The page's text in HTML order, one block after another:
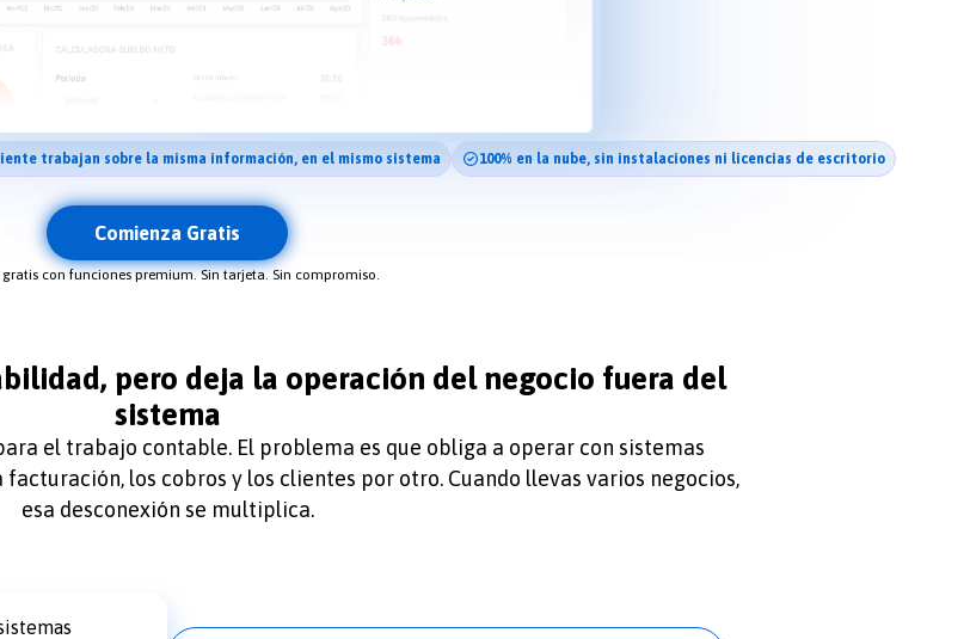
trabajan sobre la misma información, en el mismo sistema 100% en la nube, sin instalaciones ni licencias de escritorio
Comienza Gratis
gratis con funciones premium. Sin tarjeta. Sin compromiso.
pero deja la operación del negocio fuera del
sistema
el trabajo contable. El problema es que obliga a operar con sistemas
los cobros y los clientes por otro. Cuando llevas varios negocios,
esa desconexión se multiplica.